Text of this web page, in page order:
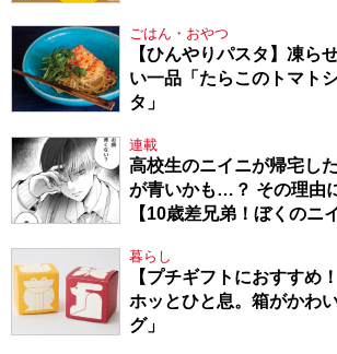
ごはん・おやつ
【ひんやりパスタ】凍ら
い一品「たらこのトマト
タ」
連載
高校生のニイニが帰宅し
が青いかも…？ その理由
【10歳差兄弟！ぼくのニ
暮らし
【プチギフトにおすすめ
ホッとひと息。箱がかわ
グ」